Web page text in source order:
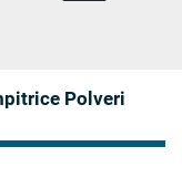
Polveri